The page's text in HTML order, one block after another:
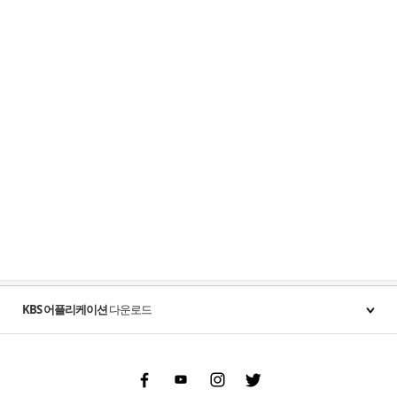
KBS 어플리케이션다운로드
FacebookYoutubeInstgram